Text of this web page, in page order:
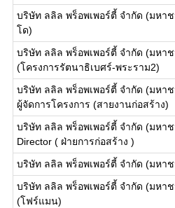
บริษัท ลลิล พร็อพเพอร์ตี้ จำกัด (มหา
โด)
บริษัท ลลิล พร็อพเพอร์ตี้ จำกัด (มหา
(โครงการรัตนาธิเบศร์-พระราม2)
บริษัท ลลิล พร็อพเพอร์ตี้ จำกัด (มหา
ผู้จัดการโครงการ (สายงานก่อสร้าง)
บริษัท ลลิล พร็อพเพอร์ตี้ จำกัด (มหา
Director ( ฝ่ายการก่อสร้าง )
บริษัท ลลิล พร็อพเพอร์ตี้ จำกัด (มหา
บริษัท ลลิล พร็อพเพอร์ตี้ จำกัด (มหา
(โฟร์แมน)